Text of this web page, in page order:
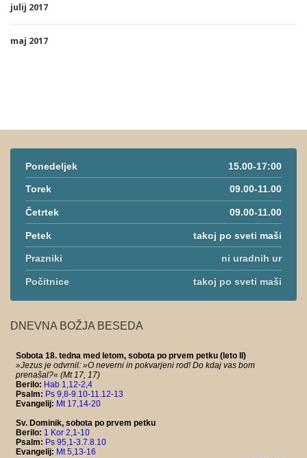
julij 2017
maj 2017
Ponedeljek 15.00-17:00
Torek 09.00-11.00
Četrtek 09.00-11.00
Petek takoj po sveti maši
Prazniki ni uradnih ur
Počitnice takoj po sveti maši
DNEVNA BOŽJA BESEDA